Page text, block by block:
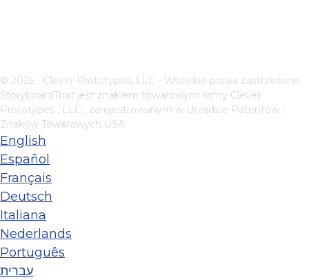
© 2026 - Clever Prototypes, LLC - Wszelkie prawa zastrzeżone.
StoryboardThat jest znakiem towarowym firmy Clever
Prototypes , LLC , zarejestrowanym w Urzędzie Patentów i
Znaków Towarowych USA
English
Español
Français
Deutsch
Italiana
Nederlands
Português
עברית